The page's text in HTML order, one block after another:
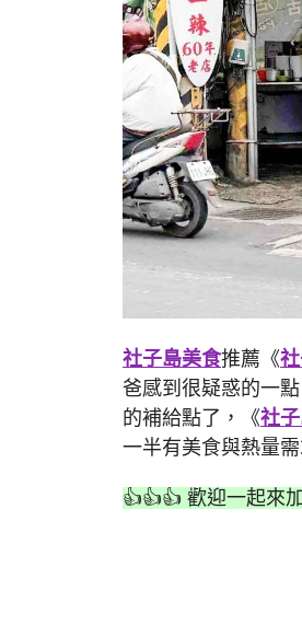
社子島美食推薦《
爸感到很疑惑的一
的補給點了，《社
一半有美食與熱量
👍👍👍 歡迎一起來